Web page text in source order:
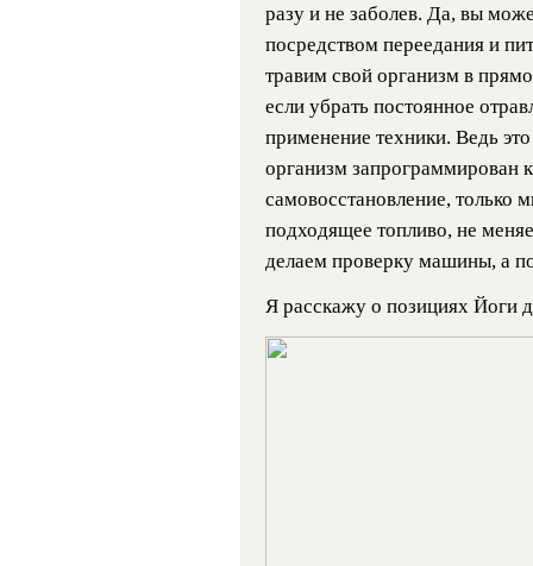
разу и не заболев. Да, вы
посредством переедания и
травим свой организм в
если убрать постоянное
применение техники. Ведь
организм запрограммирован
самовосстановление, только
подходящее топливо, не
делаем проверку машины, а
Я расскажу о позициях Йоги